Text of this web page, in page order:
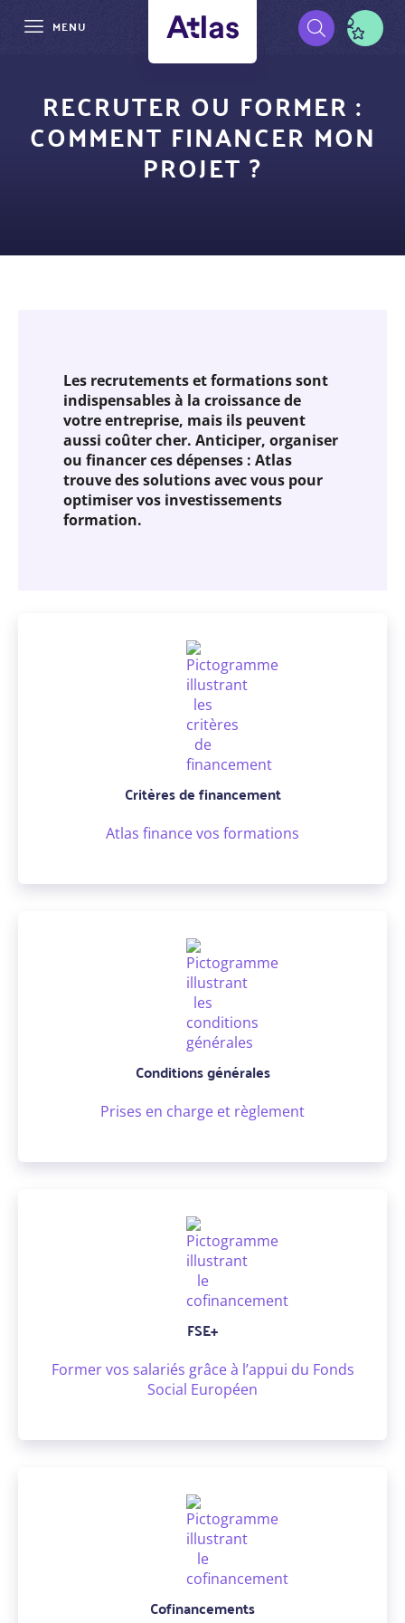
contenu
MENU
Pré-
navigation
RECRUTER OU FORMER :
COMMENT FINANCER MON
PROJET ?
Les recrutements et formations sont
indispensables à la croissance de
votre entreprise, mais ils peuvent
aussi coûter cher. Anticiper, organiser
ou financer ces dépenses : Atlas
trouve des solutions avec vous pour
optimiser vos investissements
formation.
Critères de financement
Atlas finance vos formations
Conditions générales
Prises en charge et règlement
FSE+
Former vos salariés grâce à l’appui du Fonds
Social Européen
Cofinancements